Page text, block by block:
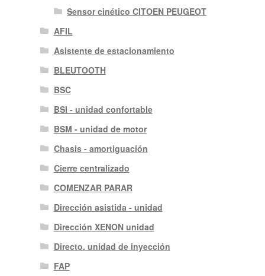
Sensor cinético CITOEN PEUGEOT
AFIL
Asistente de estacionamiento
BLEUTOOTH
BSC
BSI - unidad confortable
BSM - unidad de motor
Chasis - amortiguación
Cierre centralizado
COMENZAR PARAR
Dirección asistida - unidad
Dirección XENON unidad
Directo. unidad de inyección
FAP